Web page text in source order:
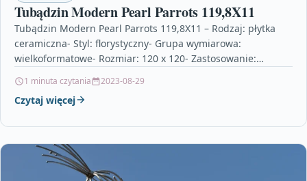
Tubądzin Modern Pearl Parrots 119,8X11
Tubądzin Modern Pearl Parrots 119,8X11 – Rodzaj: płytka
ceramiczna- Styl: florystyczny- Grupa wymiarowa:
wielkoformatowe- Rozmiar: 120 x 120- Zastosowanie:
1 minuta czytania 2023-08-29
Czytaj więcej